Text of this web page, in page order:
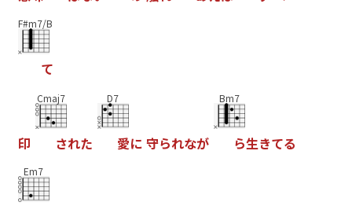
F#m7/B
て
印
Cmaj7
された
D7
愛に 守られなが
Bm7
ら生きてる
Em7